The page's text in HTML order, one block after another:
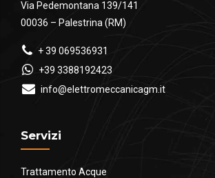
Via Pedemontana 139/141
00036 – Palestrina (RM)
+ 39 069536931
+39 3388192423
info@elettromeccanicagm.it
Servizi
Trattamento Acque